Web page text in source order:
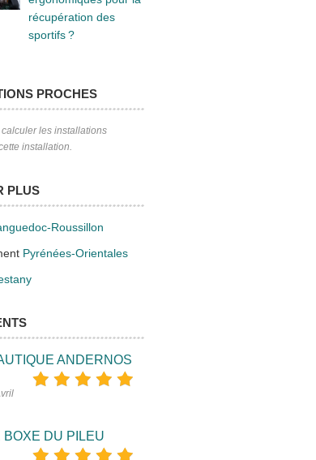
récupération des
sportifs ?
PROCHES
les installations
installation.
PLUS
Roussillon
Pyrénées-Orientales
ANDERNOS
BOXE DU PILEU